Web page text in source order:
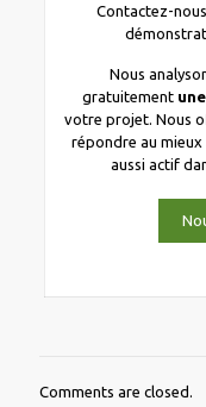
Contactez-
Nous
gratuitement
votre projet. Nous
répondre au mieux
aussi actif
Comments are closed.